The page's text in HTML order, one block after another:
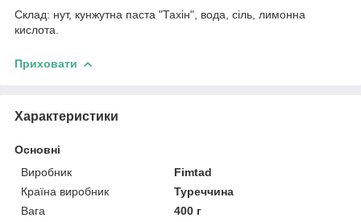
Склад: нут, кунжутна паста "Тахін", вода, сіль, лимонна
кислота.
Приховати
Характеристики
Основні
Виробник
Fimtad
Країна виробник
Туреччина
Вага
400 г